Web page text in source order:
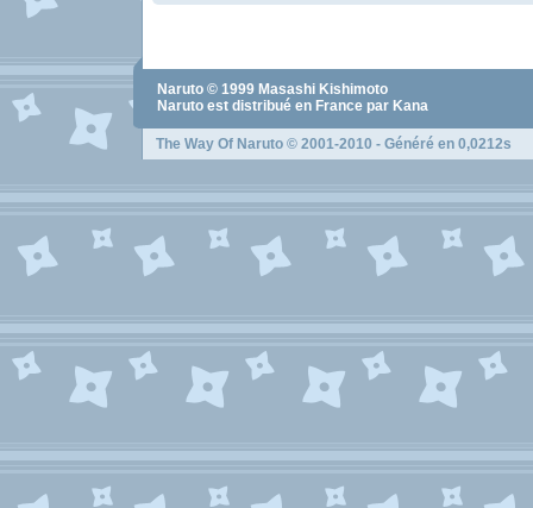
Naruto © 1999 Masashi Kishimoto
Naruto est distribué en France par Kana
The Way Of Naruto © 2001-2010 - Généré en 0,0212s